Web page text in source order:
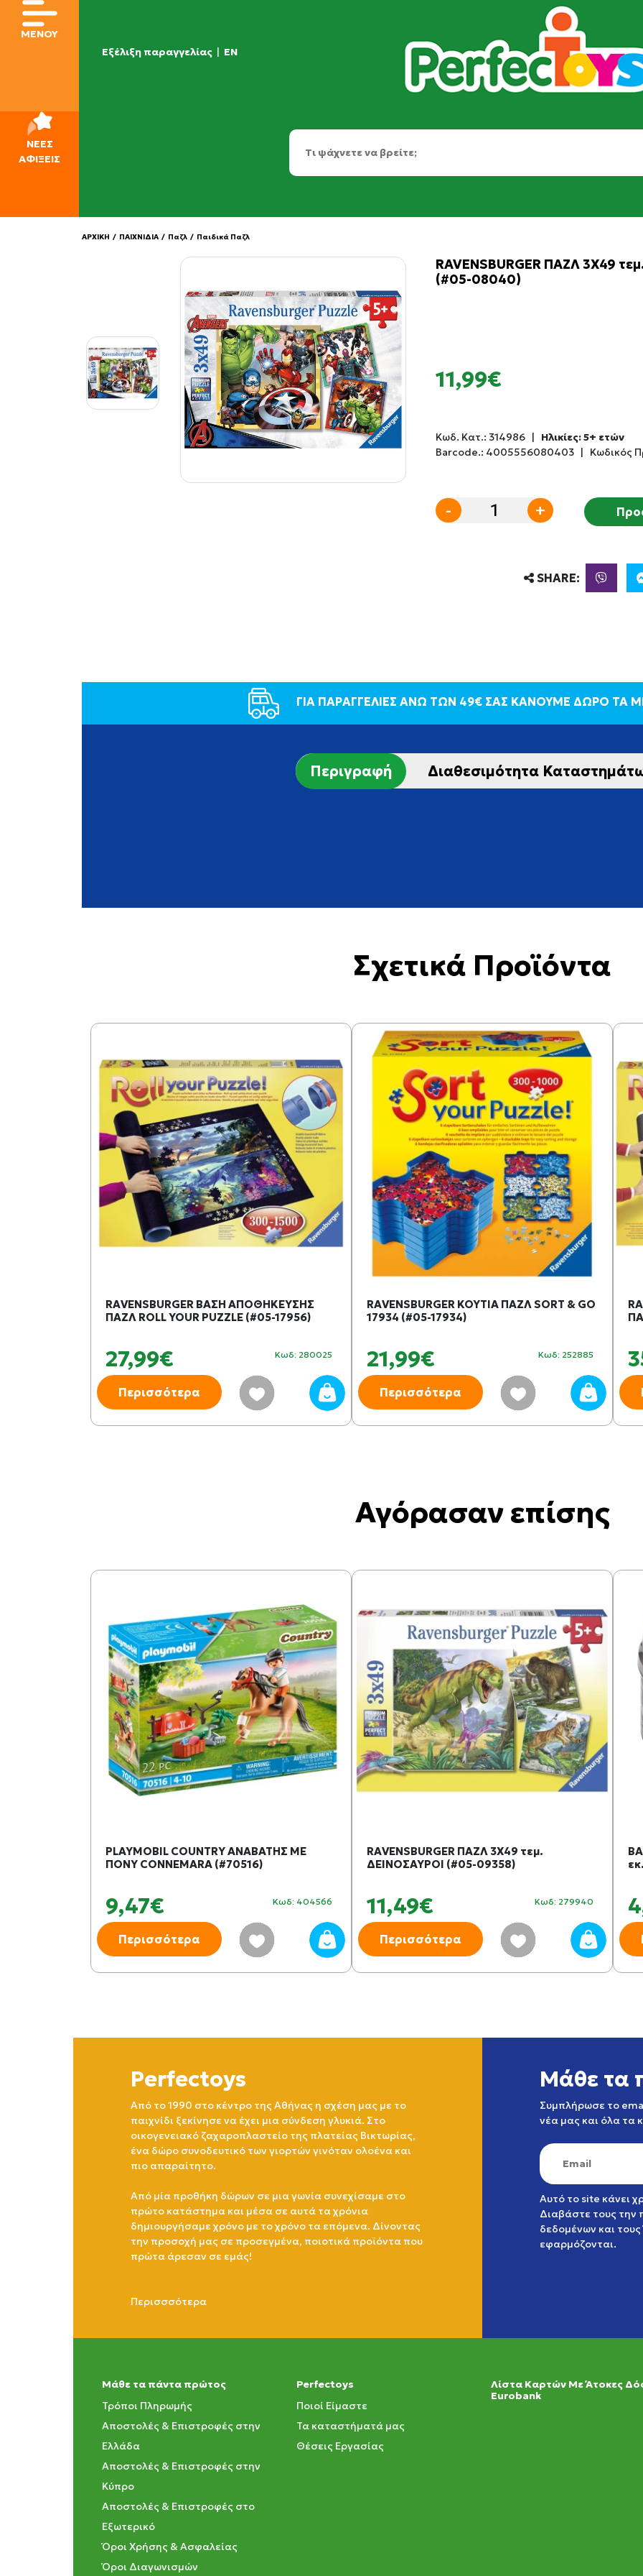
Εξέλιξη παραγγελίας | EN
ΜΕΝΟΥ
ΝΕΕΣ
ΑΦΙΞΕΙΣ
ΑΡΧΙΚΗ / ΠΑΙΧΝΙΔΙΑ / Παζλ / Παιδικά Παζλ
RAVENSBURGER ΠΑΖΛ 3X49
(#05-08040)
11,99€
Κωδ. Κατ.: 314986 |
Ηλικίες: 5+ ετών
Barcode.: 4005556080403 | Κωδικός
- +
SHARE:
ΓΙΑ ΠΑΡΑΓΓΕΛΙΕΣ ΑΝΩ ΤΩΝ 49€ ΣΑΣ ΚΑΝΟΥΜΕ ΔΩΡΟ ΤΑ
Περιγραφή Διαθεσιμότητα
Σχετικά Προϊόντα
RAVENSBURGER ΒΑΣΗ ΑΠΟΘΗΚΕΥΣΗΣ
ΠΑΖΛ ROLL YOUR PUZZLE (#05-17956)
27,99€ Κωδ: 280025
Περισσότερα
RAVENSBURGER ΚΟΥΤΙΑ ΠΑΖΛ SORT & GO
17934 (#05-17934)
21,99€ Κωδ: 252885
Περισσότερα
Αγόρασαν επίσης
PLAYMOBIL COUNTRY ΑΝΑΒΑΤΗΣ ΜΕ
ΠΟΝΥ CONNEMARA (#70516)
9,47€ Κωδ: 404566
Περισσότερα
RAVENSBURGER ΠΑΖΛ 3Χ49 τεμ.
ΔΕΙΝΟΣΑΥΡΟΙ (#05-09358)
11,49€ Κωδ: 279940
Περισσότερα
Perfectoys
Από το 1990 στο κέντρο της Αθήνας η σχέση μας με το
παιχνίδι ξεκίνησε να έχει μια σύνδεση γλυκιά. Στο
οικογενειακό ζαχαροπλαστείο της πλατείας Βικτωρίας,
ένα δώρο συνοδευτικό των γιορτών γινόταν ολοένα και
πιο απαραίτητο.
Από μία προθήκη δώρων σε μια γωνία συνεχίσαμε στο
πρώτο κατάστημα και μέσα σε αυτά τα χρόνια
δημιουργήσαμε χρόνο με το χρόνο τα επόμενα. Δίνοντας
την προσοχή μας σε προσεγμένα, ποιοτικά προϊόντα που
πρώτα άρεσαν σε εμάς!
Περισσσότερα
Μάθε τα
Συμπλήρωσε το
νέα μας και όλα τα
Αυτό το site κάνει
Διαβάστε τους την
δεδομένων και τους
εφαρμόζονται.
Μάθε τα πάντα πρώτος
Τρόποι Πληρωμής
Αποστολές & Επιστροφές στην
Ελλάδα
Αποστολές & Επιστροφές στην
Κύπρο
Αποστολές & Επιστροφές στο
Εξωτερικό
Όροι Χρήσης & Ασφαλείας
Όροι Διαγωνισμών
Perfectoys
Ποιοί Είμαστε
Τα καταστήματά μας
Θέσεις Εργασίας
Λίστα Καρτών Με Άτοκες
Eurobank